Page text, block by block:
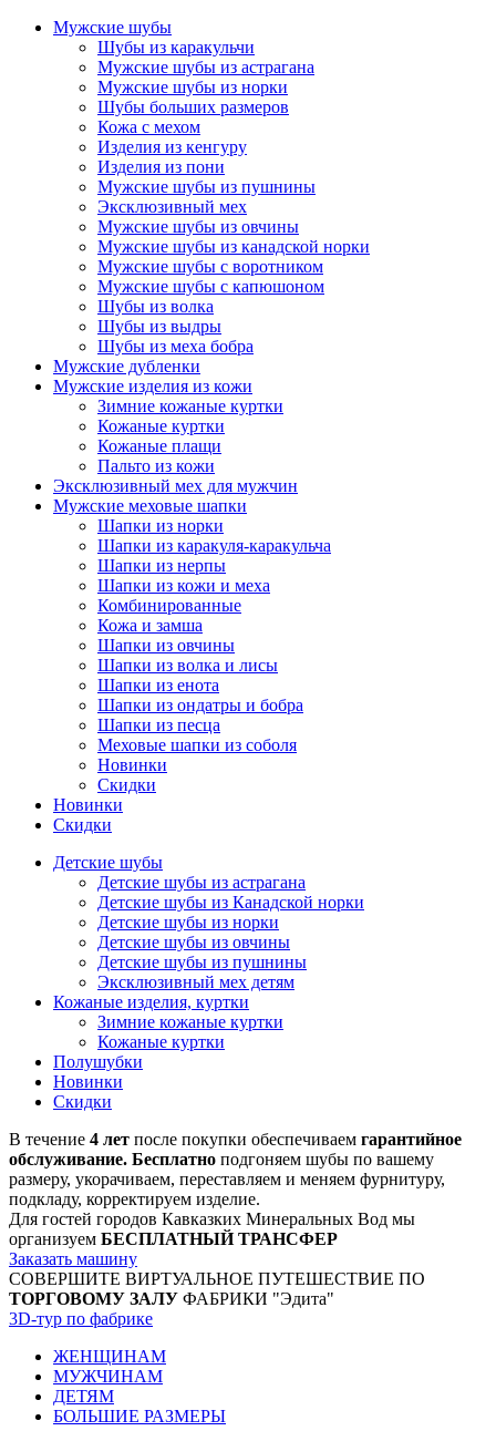
Мужские шубы
Шубы из каракульчи
Мужские шубы из астрагана
Мужские шубы из норки
Шубы больших размеров
Кожа с мехом
Изделия из кенгуру
Изделия из пони
Мужские шубы из пушнины
Эксклюзивный мех
Мужские шубы из овчины
Мужские шубы из канадской норки
Мужские шубы с воротником
Мужские шубы с капюшоном
Шубы из волка
Шубы из выдры
Шубы из меха бобра
Мужские дубленки
Мужские изделия из кожи
Зимние кожаные куртки
Кожаные куртки
Кожаные плащи
Пальто из кожи
Эксклюзивный мех для мужчин
Мужские меховые шапки
Шапки из норки
Шапки из каракуля-каракульча
Шапки из нерпы
Шапки из кожи и меха
Комбинированные
Кожа и замша
Шапки из овчины
Шапки из волка и лисы
Шапки из енота
Шапки из ондатры и бобра
Шапки из песца
Меховые шапки из соболя
Новинки
Скидки
Новинки
Скидки
Детские шубы
Детские шубы из астрагана
Детские шубы из Канадской норки
Детские шубы из норки
Детские шубы из овчины
Детские шубы из пушнины
Эксклюзивный мех детям
Кожаные изделия, куртки
Зимние кожаные куртки
Кожаные куртки
Полушубки
Новинки
Скидки
В течение 4 лет после покупки обеспечиваем гарантийное
обслуживание. Бесплатно подгоняем шубы по вашему
размеру, укорачиваем, переставляем и меняем фурнитуру,
подкладу, корректируем изделие.
Для гостей городов Кавказких Минеральных Вод мы
организуем БЕСПЛАТНЫЙ ТРАНСФЕР
Заказать машину
СОВЕРШИТЕ ВИРТУАЛЬНОЕ ПУТЕШЕСТВИЕ ПО
ТОРГОВОМУ ЗАЛУ ФАБРИКИ "Эдита"
3D-тур по фабрике
ЖЕНЩИНАМ
МУЖЧИНАМ
ДЕТЯМ
БОЛЬШИЕ РАЗМЕРЫ